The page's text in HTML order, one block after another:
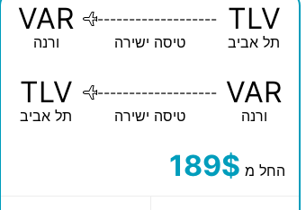
TLV
תל אביב
-------------------
טיסה ישירה
VAR
ורנה
VAR
ורנה
-------------------
טיסה ישירה
TLV
תל אביב
החל מ 189$